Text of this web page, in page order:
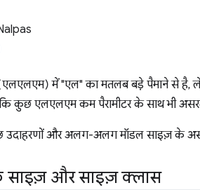
में "एल" का मतलब बड़े पैमाने से है,
कुछ एलएलएम कम पैरामीटर के साथ भी
और अलग-अलग मॉडल साइज़ के
और साइज़ क्लास